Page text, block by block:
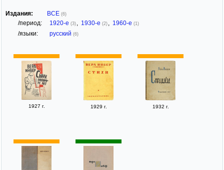
Издания: ВСЕ (6)
/период: 1920-е (3) 1930-е (2) 1960-е (1)
/языки: русский (6)
1927 г. 1929 г. 1932 г.